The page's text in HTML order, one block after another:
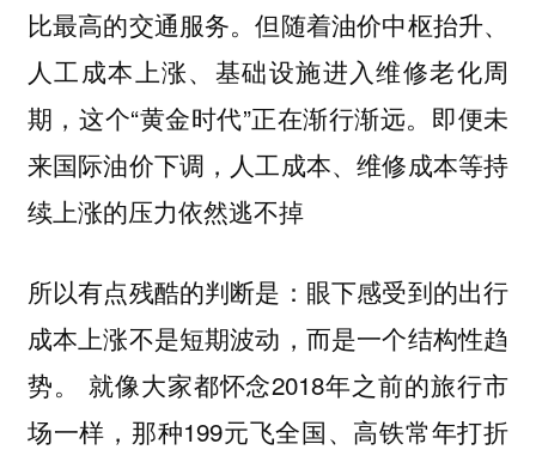
比最高的交通服务。但随着油价中枢抬升、
人工成本上涨、基础设施进入维修老化周
期，这个“黄金时代”正在渐行渐远。即便未
来国际油价下调，人工成本、维修成本等持
续上涨的压力依然逃不掉
所以有点残酷的判断是：眼下感受到的出行
成本上涨不是短期波动，而是一个结构性趋
势。
就像大家都怀念2018年之前的旅行市
场一样，那种199元飞全国、高铁常年打折